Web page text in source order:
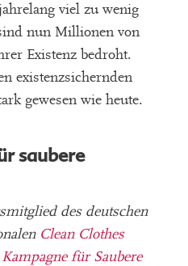
viel zu wenig
nun Millionen von
Existenz bedroht.
existenzsichernden
gewesen wie heute.
saubere
des deutschen
Clean Clothes
Kampagne für Saubere